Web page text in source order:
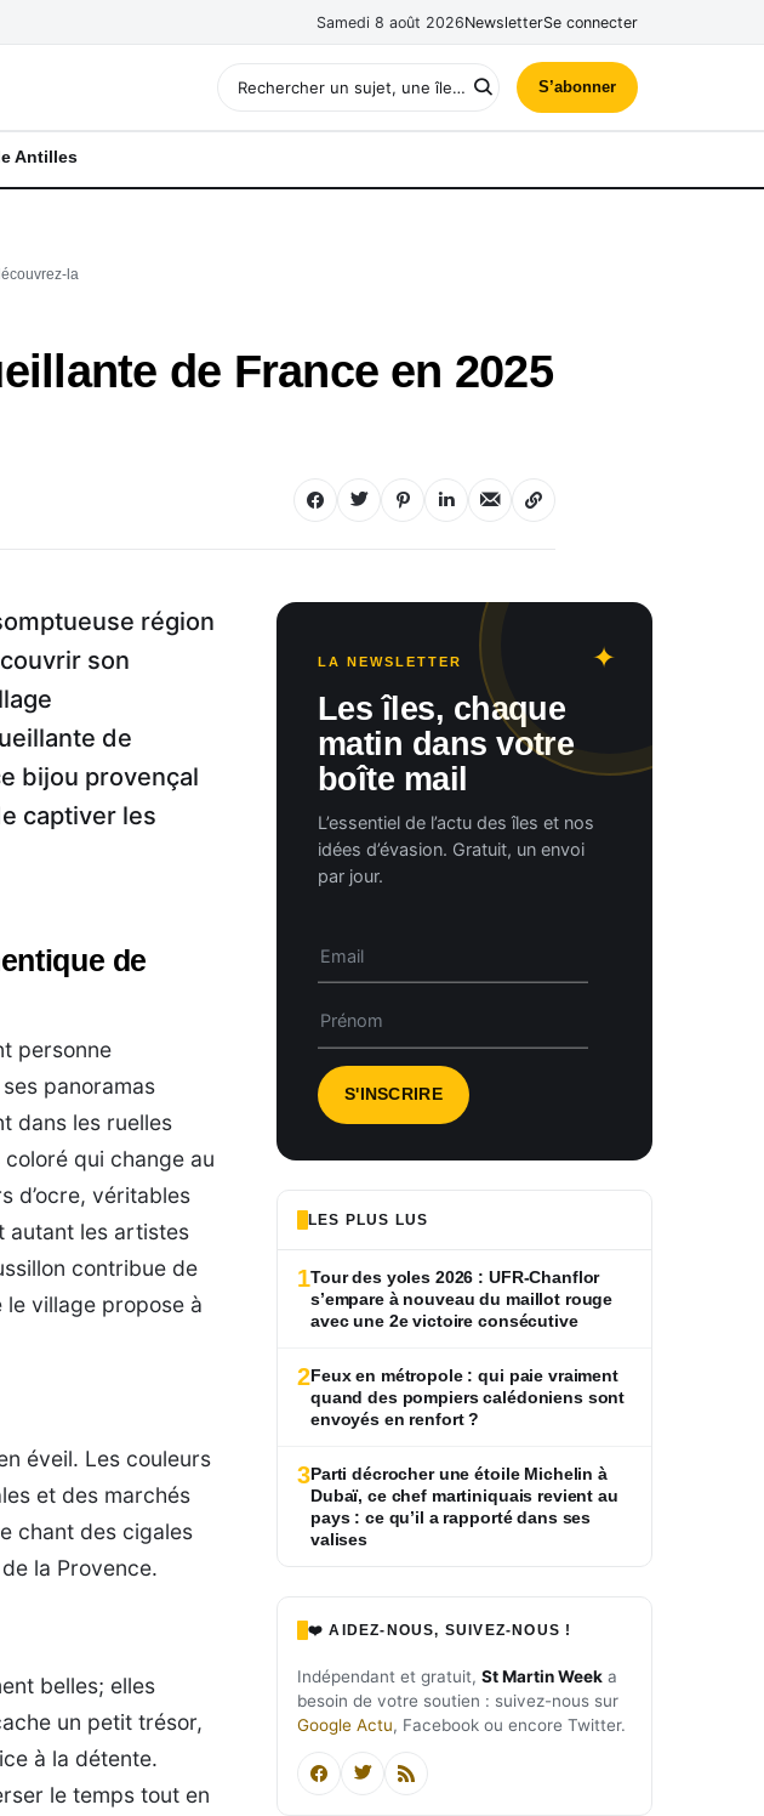
Samedi 8 août 2026NewsletterSe connecter
S’abonner
Antilles
de France en 2025
région
son
de
bijou provençal
captiver les
de
personne
panoramas
dans les ruelles
qui change au
d’ocre, véritables
autant les artistes
contribue de
le village propose à
éveil. Les couleurs
et des marchés
chant des cigales
la Provence.
belles; elles
un petit trésor,
à la détente.
le temps tout en
LA NEWSLETTER
Les îles, chaque
matin dans votre
boîte mail
L’essentiel de l’actu des îles et nos
idées d’évasion. Gratuit, un envoi
par jour.
LES PLUS LUS
1Tour des yoles 2026 : UFR-Chanflor
s’empare à nouveau du maillot rouge
avec une 2e victoire consécutive
2Feux en métropole : qui paie vraiment
quand des pompiers calédoniens sont
envoyés en renfort ?
3Parti décrocher une étoile Michelin à
Dubaï, ce chef martiniquais revient au
pays : ce qu’il a rapporté dans ses
valises
❤️ AIDEZ-NOUS, SUIVEZ-NOUS !
Indépendant et gratuit, St Martin Week a
besoin de votre soutien : suivez-nous sur
Google Actu, Facebook ou encore Twitter.